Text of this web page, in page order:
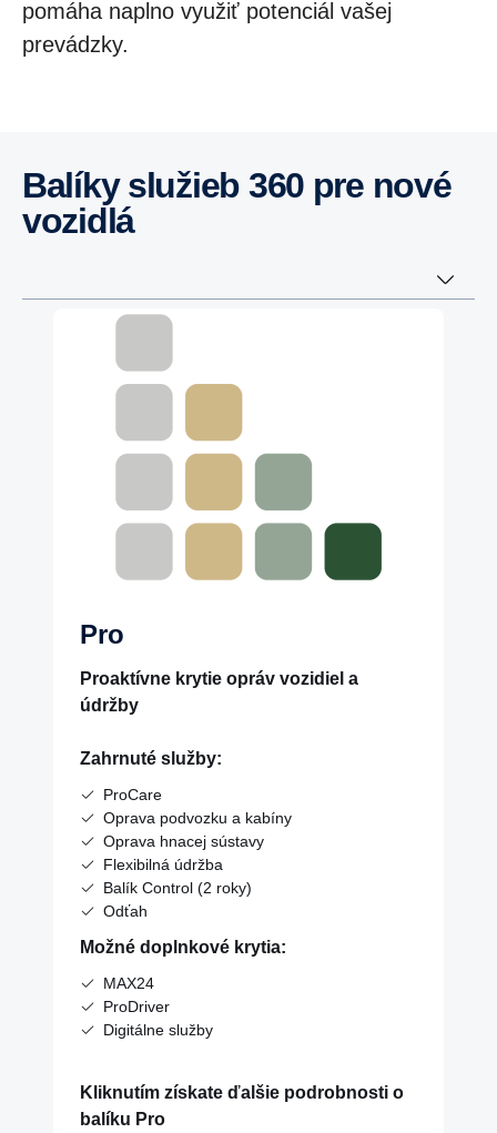
pomáha naplno využiť potenciál vašej
prevádzky.
Balíky služieb 360 pre nové
vozidlá
Pro
Proaktívne krytie opráv vozidiel a
údržby
Zahrnuté služby:
ProCare
Oprava podvozku a kabíny
Oprava hnacej sústavy
Flexibilná údržba
Balík Control (2 roky)
Odťah
Možné doplnkové krytia:
MAX24
ProDriver
Digitálne služby
Kliknutím získate ďalšie podrobnosti o
balíku Pro